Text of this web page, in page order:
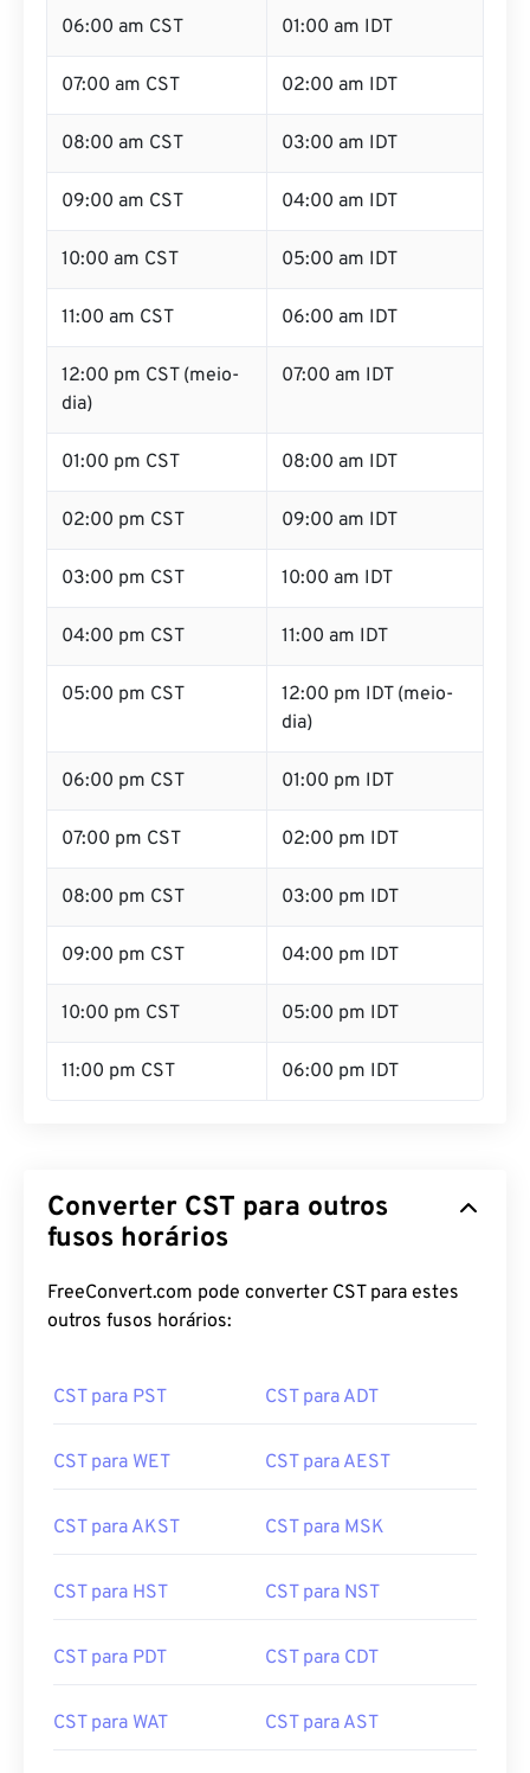
06:00 am CST 01:00 am IDT
07:00 am CST 02:00 am IDT
08:00 am CST 03:00 am IDT
09:00 am CST 04:00 am IDT
10:00 am CST 05:00 am IDT
11:00 am CST 06:00 am IDT
12:00 pm CST (meio-
dia)
07:00 am IDT
01:00 pm CST 08:00 am IDT
02:00 pm CST 09:00 am IDT
03:00 pm CST 10:00 am IDT
04:00 pm CST 11:00 am IDT
05:00 pm CST
12:00 pm IDT (meio-
dia)
06:00 pm CST 01:00 pm IDT
07:00 pm CST 02:00 pm IDT
08:00 pm CST 03:00 pm IDT
09:00 pm CST 04:00 pm IDT
10:00 pm CST 05:00 pm IDT
11:00 pm CST 06:00 pm IDT
Converter CST para outros
fusos horários
FreeConvert.com pode converter CST para estes
outros fusos horários:
CST para PST CST para ADT
CST para WET CST para AEST
CST para AKST CST para MSK
CST para HST CST para NST
CST para PDT CST para CDT
CST para WAT CST para AST